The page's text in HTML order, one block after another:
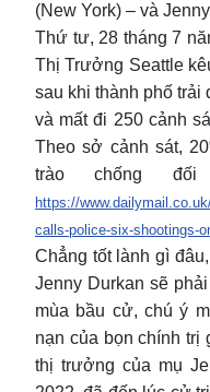
(New York) – và
Thứ tư, 28 tháng 7
Thị Trưởng Seattle
sau khi thành phố trải
và mất đi 250 cảnh
Theo sở cảnh sát,
trào chống
https://
calls-police-six-shootings-
Chẳng tốt lành gì
Jenny Durkan sẽ
mùa bầu cử, chú ý
nạn của bọn chính trị
thị trưởng của mụ